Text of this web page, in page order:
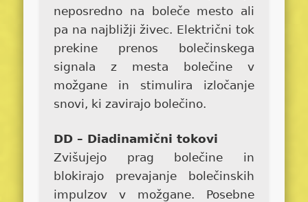
neposredno na boleče mesto ali
pa na najbližji živec. Električni tok
prekine prenos bolečinskega
signala z mesta bolečine v
možgane in stimulira izločanje
snovi, ki zavirajo bolečino.
DD – Diadinamični tokovi
Zvišujejo prag bolečine in
blokirajo prevajanje bolečinskih
impulzov v možgane. Posebne